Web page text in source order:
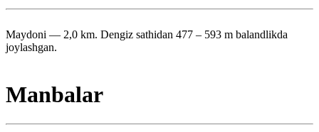
Maydoni — 2,0 km. Dengiz sathidan 477 – 593 m balandlikda
joylashgan.
Manbalar